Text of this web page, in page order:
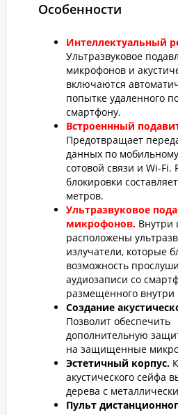
Особенности
Интеллектуальный
Ультразвуковое
микрофонов и
включаются
попытке удаленного
смартфону.
Встроеннный
Предотвращает
данных по
сотовой связи и Wi-Fi.
блокировки
метров.
Ультразвуковое
микрофонов. Внутри
расположены
излучатели, которые
возможность
аудиозаписи со
размещенного внутри
Создание
Позволит обеспечить
дополнительную
на защищенные
Эстетичный корпус.
акустического сейфа
дерева с
Пульт